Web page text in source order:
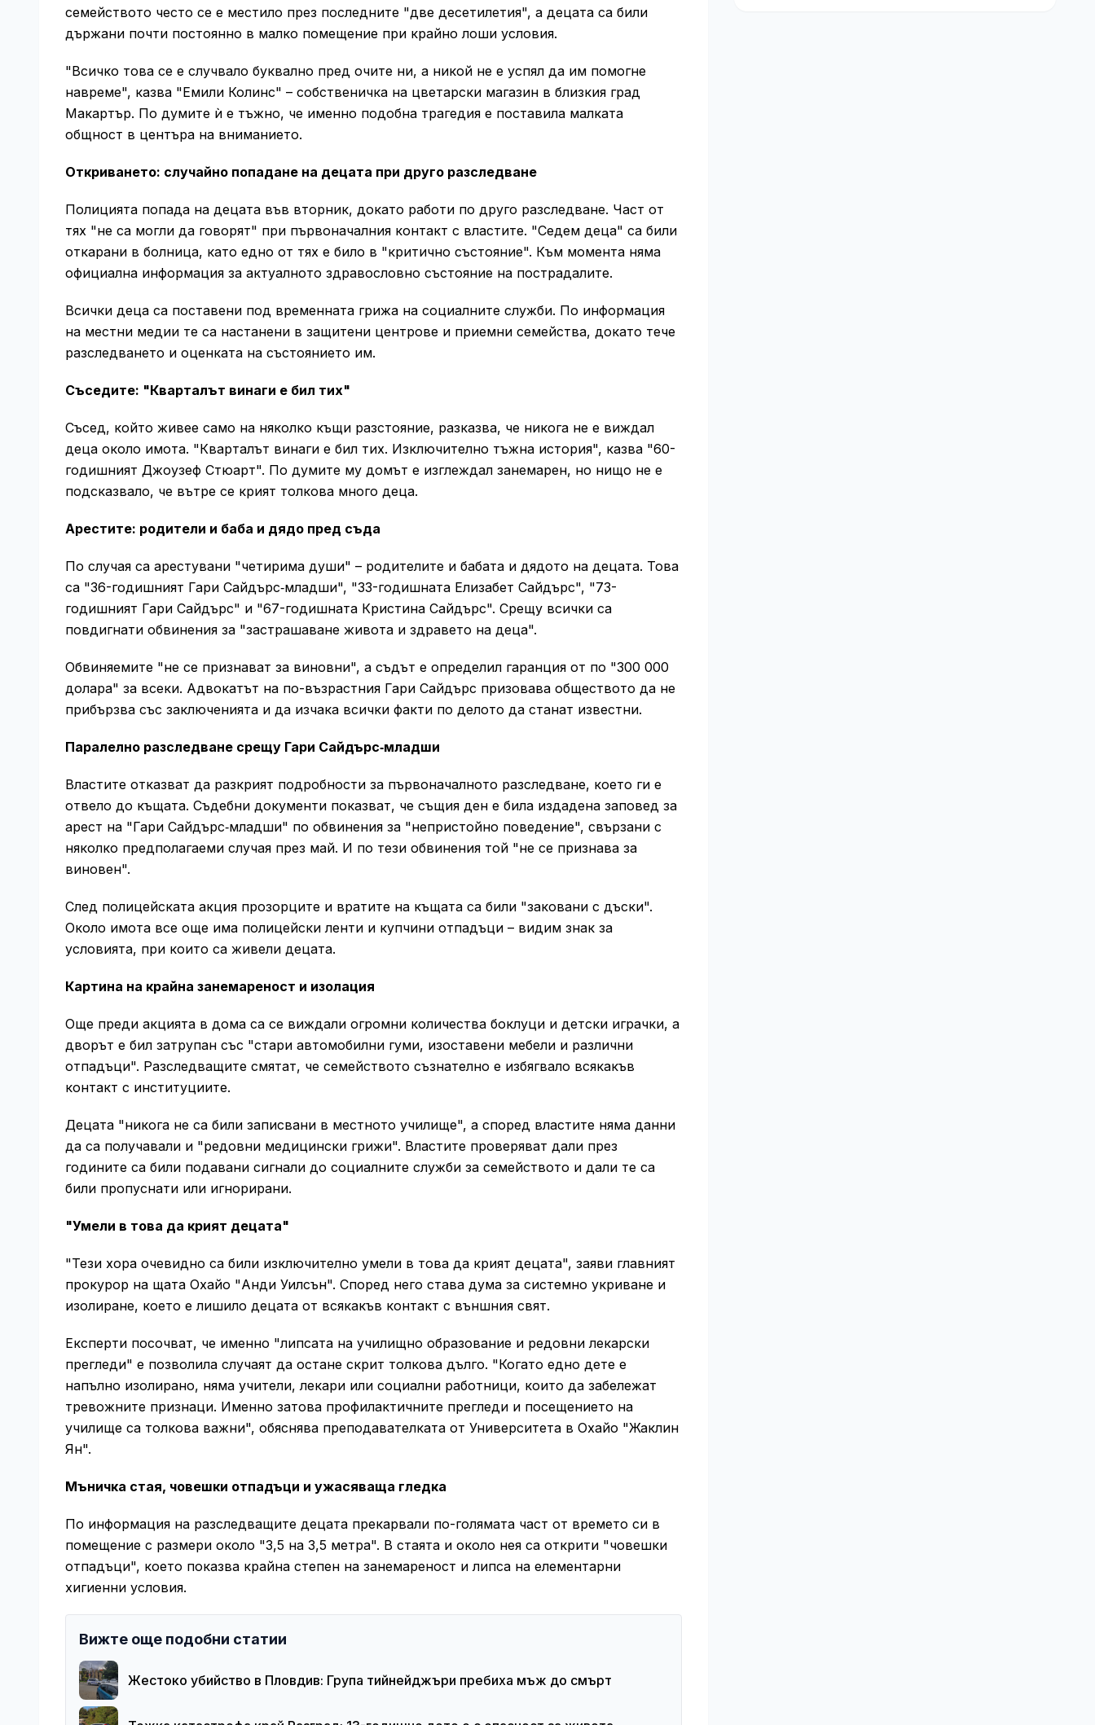
семейството често се е местило през последните "две десетилетия", а децата са били
държани почти постоянно в малко помещение при крайно лоши условия.
"Всичко това се е случвало буквално пред очите ни, а никой не е успял да им помогне
навреме", казва "Емили Колинс" – собственичка на цветарски магазин в близкия град
Макартър. По думите ѝ е тъжно, че именно подобна трагедия е поставила малката
общност в центъра на вниманието.
Откриването: случайно попадане на децата при друго разследване
Полицията попада на децата във вторник, докато работи по друго разследване. Част от
тях "не са могли да говорят" при първоначалния контакт с властите. "Седем деца" са били
откарани в болница, като едно от тях е било в "критично състояние". Към момента няма
официална информация за актуалното здравословно състояние на пострадалите.
Всички деца са поставени под временната грижа на социалните служби. По информация
на местни медии те са настанени в защитени центрове и приемни семейства, докато тече
разследването и оценката на състоянието им.
Съседите: "Кварталът винаги е бил тих"
Съсед, който живее само на няколко къщи разстояние, разказва, че никога не е виждал
деца около имота. "Кварталът винаги е бил тих. Изключително тъжна история", казва "60-
годишният Джоузеф Стюарт". По думите му домът е изглеждал занемарен, но нищо не е
подсказвало, че вътре се крият толкова много деца.
Арестите: родители и баба и дядо пред съда
По случая са арестувани "четирима души" – родителите и бабата и дядото на децата. Това
са "36-годишният Гари Сайдърс‑младши", "33-годишната Елизабет Сайдърс", "73-
годишният Гари Сайдърс" и "67-годишната Кристина Сайдърс". Срещу всички са
повдигнати обвинения за "застрашаване живота и здравето на деца".
Обвиняемите "не се признават за виновни", а съдът е определил гаранция от по "300 000
долара" за всеки. Адвокатът на по-възрастния Гари Сайдърс призовава обществото да не
прибързва със заключенията и да изчака всички факти по делото да станат известни.
Паралелно разследване срещу Гари Сайдърс‑младши
Властите отказват да разкрият подробности за първоначалното разследване, което ги е
отвело до къщата. Съдебни документи показват, че същия ден е била издадена заповед за
арест на "Гари Сайдърс‑младши" по обвинения за "непристойно поведение", свързани с
няколко предполагаеми случая през май. И по тези обвинения той "не се признава за
виновен".
След полицейската акция прозорците и вратите на къщата са били "заковани с дъски".
Около имота все още има полицейски ленти и купчини отпадъци – видим знак за
условията, при които са живели децата.
Картина на крайна занемареност и изолация
Още преди акцията в дома са се виждали огромни количества боклуци и детски играчки, а
дворът е бил затрупан със "стари автомобилни гуми, изоставени мебели и различни
отпадъци". Разследващите смятат, че семейството съзнателно е избягвало всякакъв
контакт с институциите.
Децата "никога не са били записвани в местното училище", а според властите няма данни
да са получавали и "редовни медицински грижи". Властите проверяват дали през
годините са били подавани сигнали до социалните служби за семейството и дали те са
били пропуснати или игнорирани.
"Умели в това да крият децата"
"Тези хора очевидно са били изключително умели в това да крият децата", заяви главният
прокурор на щата Охайо "Анди Уилсън". Според него става дума за системно укриване и
изолиране, което е лишило децата от всякакъв контакт с външния свят.
Експерти посочват, че именно "липсата на училищно образование и редовни лекарски
прегледи" е позволила случаят да остане скрит толкова дълго. "Когато едно дете е
напълно изолирано, няма учители, лекари или социални работници, които да забележат
тревожните признаци. Именно затова профилактичните прегледи и посещението на
училище са толкова важни", обяснява преподавателката от Университета в Охайо "Жаклин
Ян".
Мъничка стая, човешки отпадъци и ужасяваща гледка
По информация на разследващите децата прекарвали по-голямата част от времето си в
помещение с размери около "3,5 на 3,5 метра". В стаята и около нея са открити "човешки
отпадъци", което показва крайна степен на занемареност и липса на елементарни
хигиенни условия.
Вижте още подобни статии
Жестоко убийство в Пловдив: Група тийнейджъри пребиха мъж до смърт